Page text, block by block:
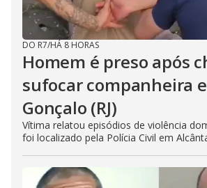
DO R7/HÁ 8 HORAS
Homem é preso após
sufocar companheira
Gonçalo (RJ)
Vítima relatou episódios de violência
foi localizado pela Polícia Civil em